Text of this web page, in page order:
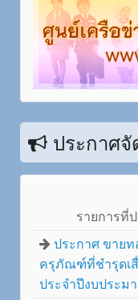
ประกาศ
รายการที่
ประกาศ ขาย
ครุภัณฑ์ที่ชำรุดเ
ประจำปีงบประม